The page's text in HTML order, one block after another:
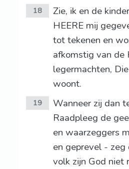
18
Zie, ik en de
HEERE mij
tot tekenen en
afkomstig van de
legermachten,
woont.
19
Wanneer zij dan
Raadpleeg de
en waarzeggers
en geprevel - zeg
volk zijn God niet